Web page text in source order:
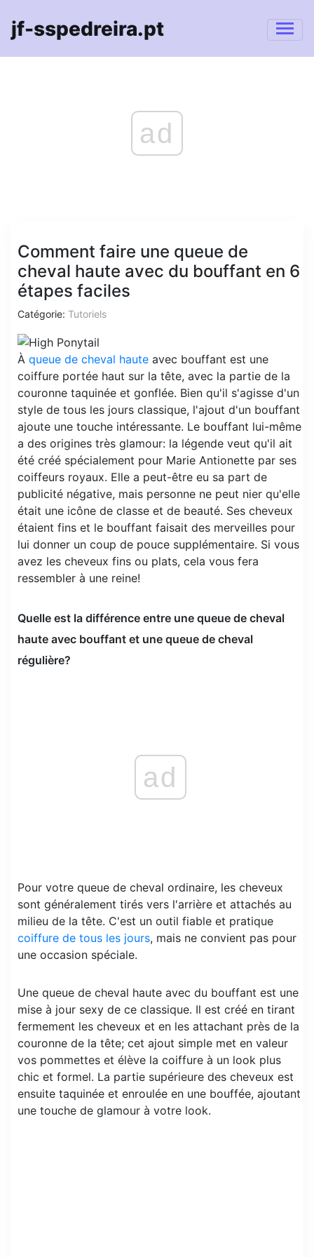
jf-sspedreira.pt
ad
Comment faire une queue de
cheval haute avec du bouffant en 6
étapes faciles
Catégorie: Tutoriels
À queue de cheval haute avec bouffant est une
coiffure portée haut sur la tête, avec la partie de la
couronne taquinée et gonflée. Bien qu'il s'agisse d'un
style de tous les jours classique, l'ajout d'un bouffant
ajoute une touche intéressante. Le bouffant lui-même
a des origines très glamour: la légende veut qu'il ait
été créé spécialement pour Marie Antionette par ses
coiffeurs royaux. Elle a peut-être eu sa part de
publicité négative, mais personne ne peut nier qu'elle
était une icône de classe et de beauté. Ses cheveux
étaient fins et le bouffant faisait des merveilles pour
lui donner un coup de pouce supplémentaire. Si vous
avez les cheveux fins ou plats, cela vous fera
ressembler à une reine!
Quelle est la différence entre une queue de cheval
haute avec bouffant et une queue de cheval
régulière?
ad
Pour votre queue de cheval ordinaire, les cheveux
sont généralement tirés vers l'arrière et attachés au
milieu de la tête. C'est un outil fiable et pratique
coiffure de tous les jours, mais ne convient pas pour
une occasion spéciale.
Une queue de cheval haute avec du bouffant est une
mise à jour sexy de ce classique. Il est créé en tirant
fermement les cheveux et en les attachant près de la
couronne de la tête; cet ajout simple met en valeur
vos pommettes et élève la coiffure à un look plus
chic et formel. La partie supérieure des cheveux est
ensuite taquinée et enroulée en une bouffée, ajoutant
une touche de glamour à votre look.